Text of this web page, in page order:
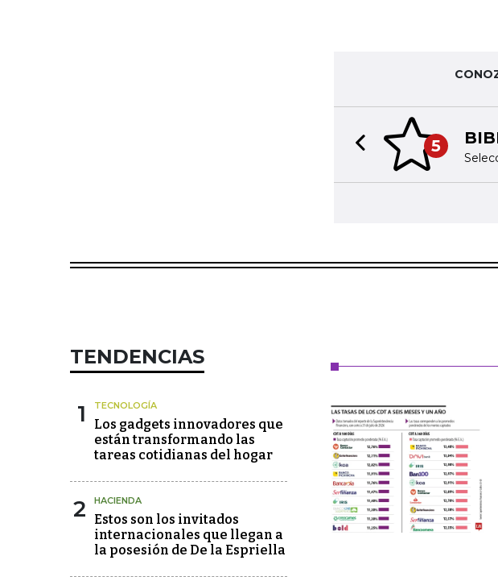
5
Previous slide
TENDENCIAS
1 TECNOLOGÍA
Los gadgets innovadores que
están transformando las
tareas cotidianas del hogar
2 HACIENDA
Estos son los invitados
internacionales que llegan a
la posesión de De la Espriella